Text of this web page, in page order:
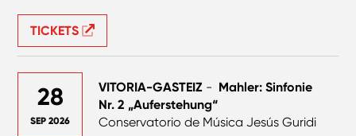
TICKETS
28
SEP 2026
VITORIA-GASTEIZ - Mahler: Sinfonie
Nr. 2 „Auferstehung“
Conservatorio de Música Jesús Guridi